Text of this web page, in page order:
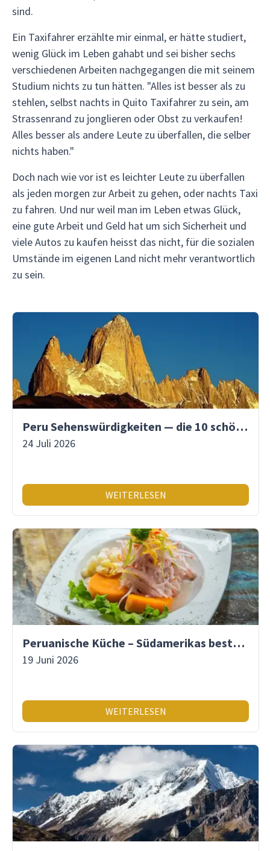
sind.
Ein Taxifahrer erzählte mir einmal, er hätte studiert,
wenig Glück im Leben gahabt und sei bisher sechs
verschiedenen Arbeiten nachgegangen die mit seinem
Studium nichts zu tun hätten. "Alles ist besser als zu
stehlen, selbst nachts in Quito Taxifahrer zu sein, am
Strassenrand zu jonglieren oder Obst zu verkaufen!
Alles besser als andere Leute zu überfallen, die selber
nichts haben."
Doch nach wie vor ist es leichter Leute zu überfallen
als jeden morgen zur Arbeit zu gehen, oder nachts Taxi
zu fahren. Und nur weil man im Leben etwas Glück,
eine gute Arbeit und Geld hat um sich Sicherheit und
viele Autos zu kaufen heisst das nicht, für die sozialen
Umstände im eigenen Land nicht mehr verantwortlich
zu sein.
Peru Sehenswürdigkeiten — die 10 schönsten Orte
24 Juli 2026
WEITERLESEN
Peruanische Küche – Südamerikas beste Gastronomie
19 Juni 2026
WEITERLESEN